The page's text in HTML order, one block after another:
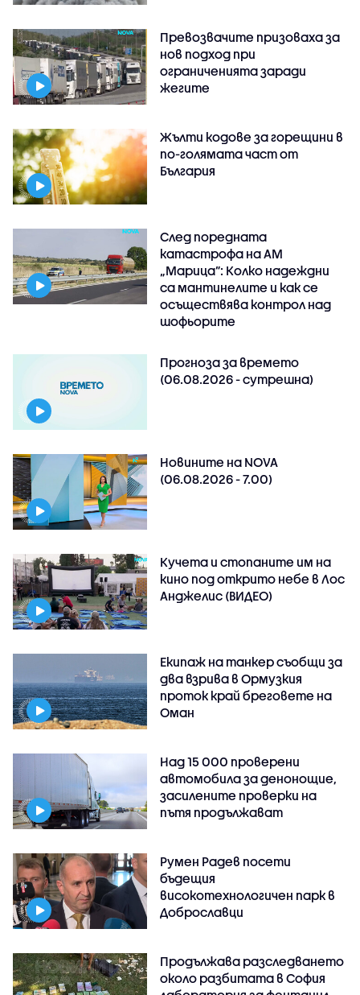
Превозвачите призоваха за
нов подход при
ограниченията заради
жегите
Жълти кодове за горещини в
по-голямата част от
България
След поредната
катастрофа на АМ
„Марица”: Колко надеждни
са мантинелите и как се
осъществява контрол над
шофьорите
Прогноза за времето
(06.08.2026 - сутрешна)
Новините на NOVA
(06.08.2026 - 7.00)
Кучета и стопаните им на
кино под открито небе в Лос
Анджелис (ВИДЕО)
Екипаж на танкер съобщи за
два взрива в Ормузкия
проток край бреговете на
Оман
Над 15 000 проверени
автомобила за денонощие,
засилените проверки на
пътя продължават
Румен Радев посети
бъдещия
високотехнологичен парк в
Доброславци
Продължава разследването
около разбитата в София